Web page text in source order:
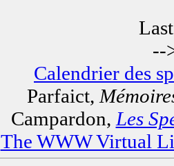
--
Calendrier des
Parfaict,
Campardon, Les
The WWW Virtual